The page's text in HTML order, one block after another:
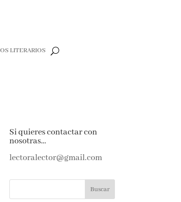
LITERARIOS
Si quieres contactar con
nosotras…
lectoralector@gmail.com